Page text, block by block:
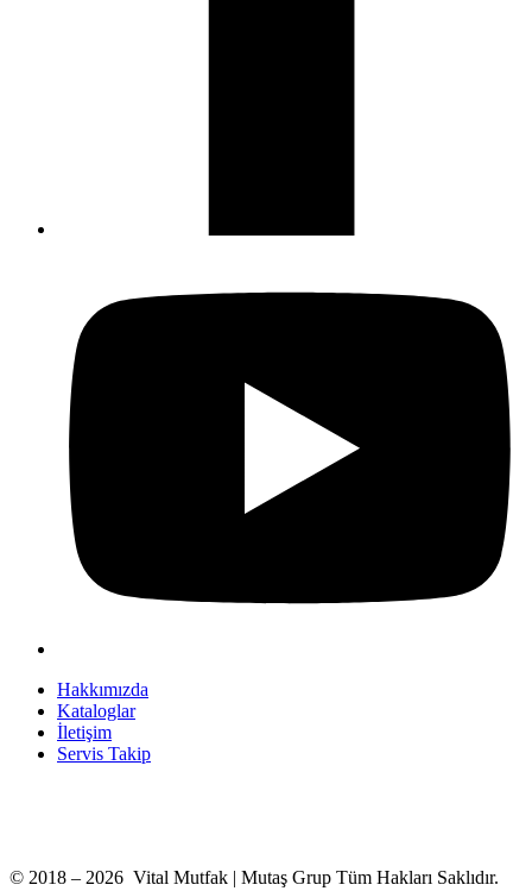
Hakkımızda
Kataloglar
İletişim
Servis Takip
© 2018 – 2026 Vital Mutfak | Mutaş Grup Tüm Hakları Saklıdır.